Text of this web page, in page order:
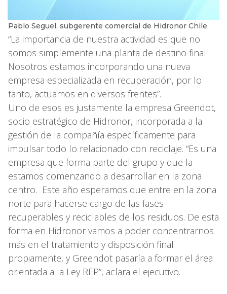
Pablo Seguel, subgerente comercial de Hidronor Chile
“La importancia de nuestra actividad es que no
somos simplemente una planta de destino final.
Nosotros estamos incorporando una nueva
empresa especializada en recuperación, por lo
tanto, actuamos en diversos frentes”.
Uno de esos es justamente la empresa Greendot,
socio estratégico de Hidronor, incorporada a la
gestión de la compañía específicamente para
impulsar todo lo relacionado con reciclaje. “Es una
empresa que forma parte del grupo y que la
estamos comenzando a desarrollar en la zona
centro. Este año esperamos que entre en la zona
norte para hacerse cargo de las fases
recuperables y reciclables de los residuos. De esta
forma en Hidronor vamos a poder concentrarnos
más en el tratamiento y disposición final
propiamente, y Greendot pasaría a formar el área
orientada a la Ley REP”, aclara el ejecutivo.